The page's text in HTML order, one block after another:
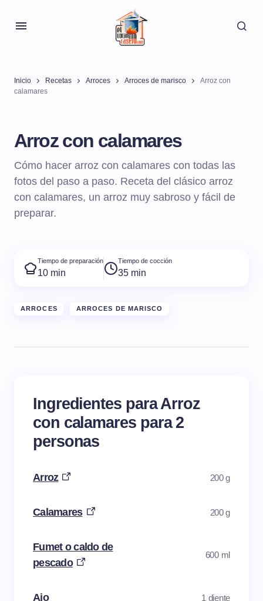
Inicio Recetas Arroces Arroces de marisco
Arroz con
calamares
Arroz con calamares
Cómo hacer arroz con calamares con todas las
fotos del paso a paso. Receta del clásico arroz
con calamares, un arroz muy sabroso y fácil de
preparar.
Tiempo de preparación
10 min
Tiempo de cocción
35 min
ARROCES ARROCES DE MARISCO
Ingredientes para Arroz
con calamares para 2
personas
Arroz 200 g
Calamares 200 g
Fumet o caldo de
pescado
600 ml
Ajo 1 diente